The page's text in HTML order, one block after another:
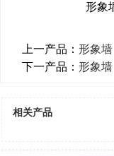
形象
上一产品： 形象墙
下一产品： 形象墙
相关产品